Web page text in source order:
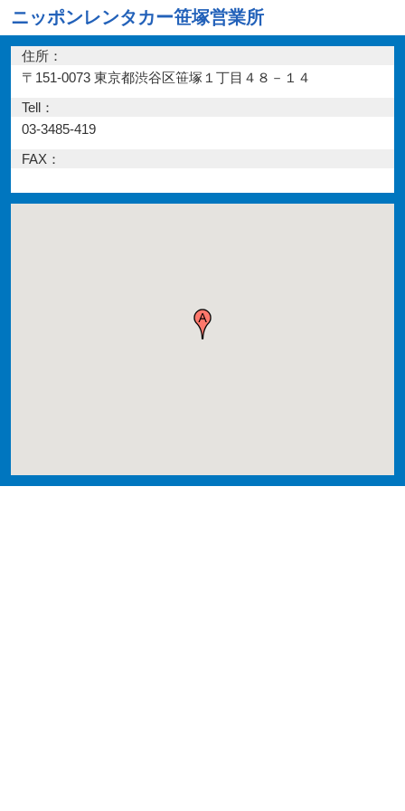
ニッポンレンタカー笹塚営業所
住所：
〒151-0073 東京都渋谷区笹塚１丁目４８－１４
Tell：
03-3485-419
FAX：